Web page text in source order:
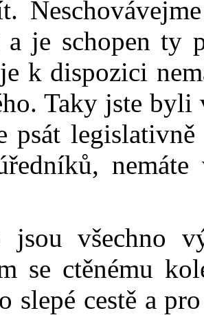
je schopen ty
k dispozici
Taky jste byli
psát
jsou všechno
se ctěnému
slepé cestě a